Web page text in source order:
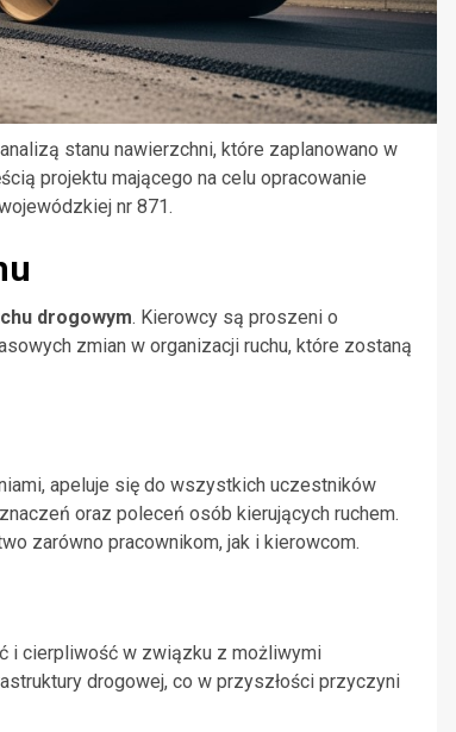
stanu nawierzchni, które zaplanowano w
projektu mającego na celu opracowanie
nr 871.
drogowym. Kierowcy są proszeni o
zmian w organizacji ruchu, które zostaną
apeluje się do wszystkich uczestników
oraz poleceń osób kierujących ruchem.
zarówno pracownikom, jak i kierowcom.
i cierpliwość w związku z możliwymi
drogowej, co w przyszłości przyczyni